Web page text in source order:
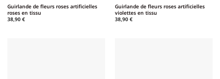
Guirlande de fleurs roses artificielles
roses en tissu
38,90 €
Guirlande de fleurs roses artificielles
violettes en tissu
38,90 €